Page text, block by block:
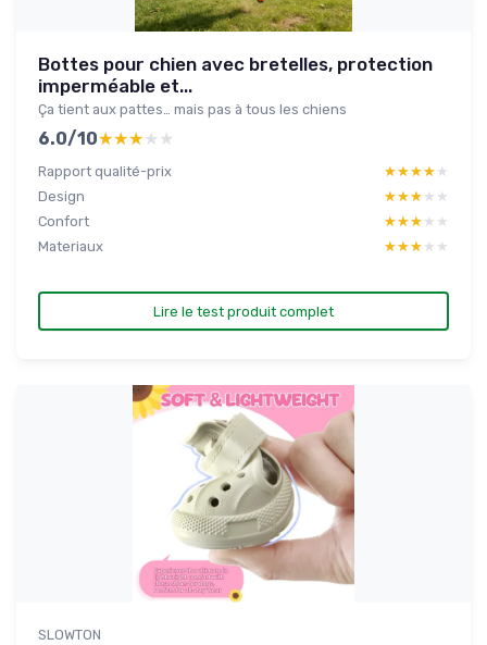
Bottes pour chien avec bretelles, protection
imperméable et...
Ça tient aux pattes… mais pas à tous les chiens
6.0/10★★★★★
★★★★★
Rapport qualité-prix ★★★★★
★★★★★
Design
★★★★★
★★★★★
Confort
★★★★★
★★★★★
Materiaux
★★★★★
★★★★★
Lire le test produit complet
SLOWTON